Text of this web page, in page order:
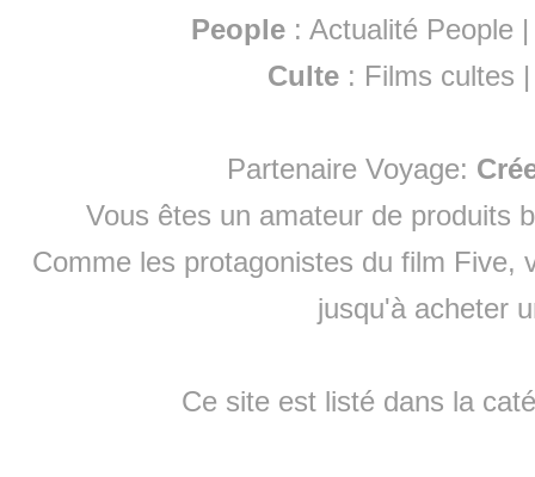
People :Actualité People
Culte : Films cultes
Partenaire Voyage:
Vous êtes un amateur de produits
Comme les protagonistes du film Five,
jusqu'à acheter
Ce site est listé dans la